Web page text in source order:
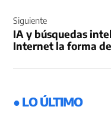
Siguiente
IA y búsquedas
Internet la forma
● LO ÚLTIMO